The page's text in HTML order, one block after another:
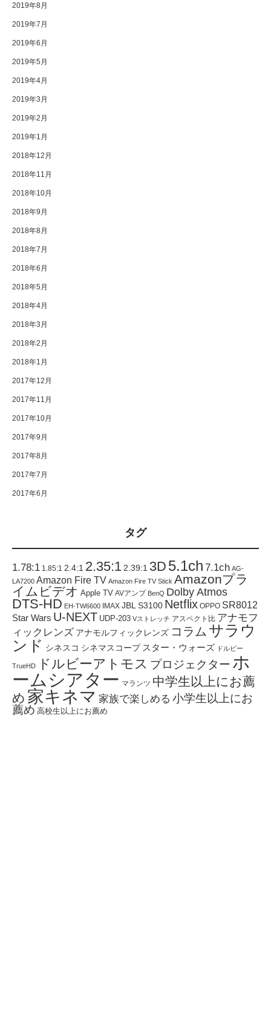
2019年8月
2019年7月
2019年6月
2019年5月
2019年4月
2019年3月
2019年2月
2019年1月
2018年12月
2018年11月
2018年10月
2018年9月
2018年8月
2018年7月
2018年6月
2018年5月
2018年4月
2018年3月
2018年2月
2018年1月
2017年12月
2017年11月
2017年10月
2017年9月
2017年8月
2017年7月
2017年6月
タグ
1.78:1 1.85:1 2.4:1 2.35:1 2.39:1 3D 5.1ch 7.1ch AG-
LA7200 Amazon Fire TV Amazon Fire TV Stick Amazonプラ
イムビデオ Apple TV AVアンプ BenQ Dolby Atmos
DTS-HD EH-TW6600 IMAX JBL S3100 Netflix OPPO SR8012
Star Wars U-NEXT UDP-203 Vストレッチ アスペクト比 アナモフ
ィックレンズ アナモルフィックレンズ コラム サラウ
ンド シネスコ シネマスコープ スター・ウォーズ ドルビー
TrueHD ドルビーアトモス プロジェクター ホ
ームシアター マランツ 中学生以上にお薦
め 家キネマ 家族で楽しめる 小学生以上にお
薦め 高校生以上にお薦め